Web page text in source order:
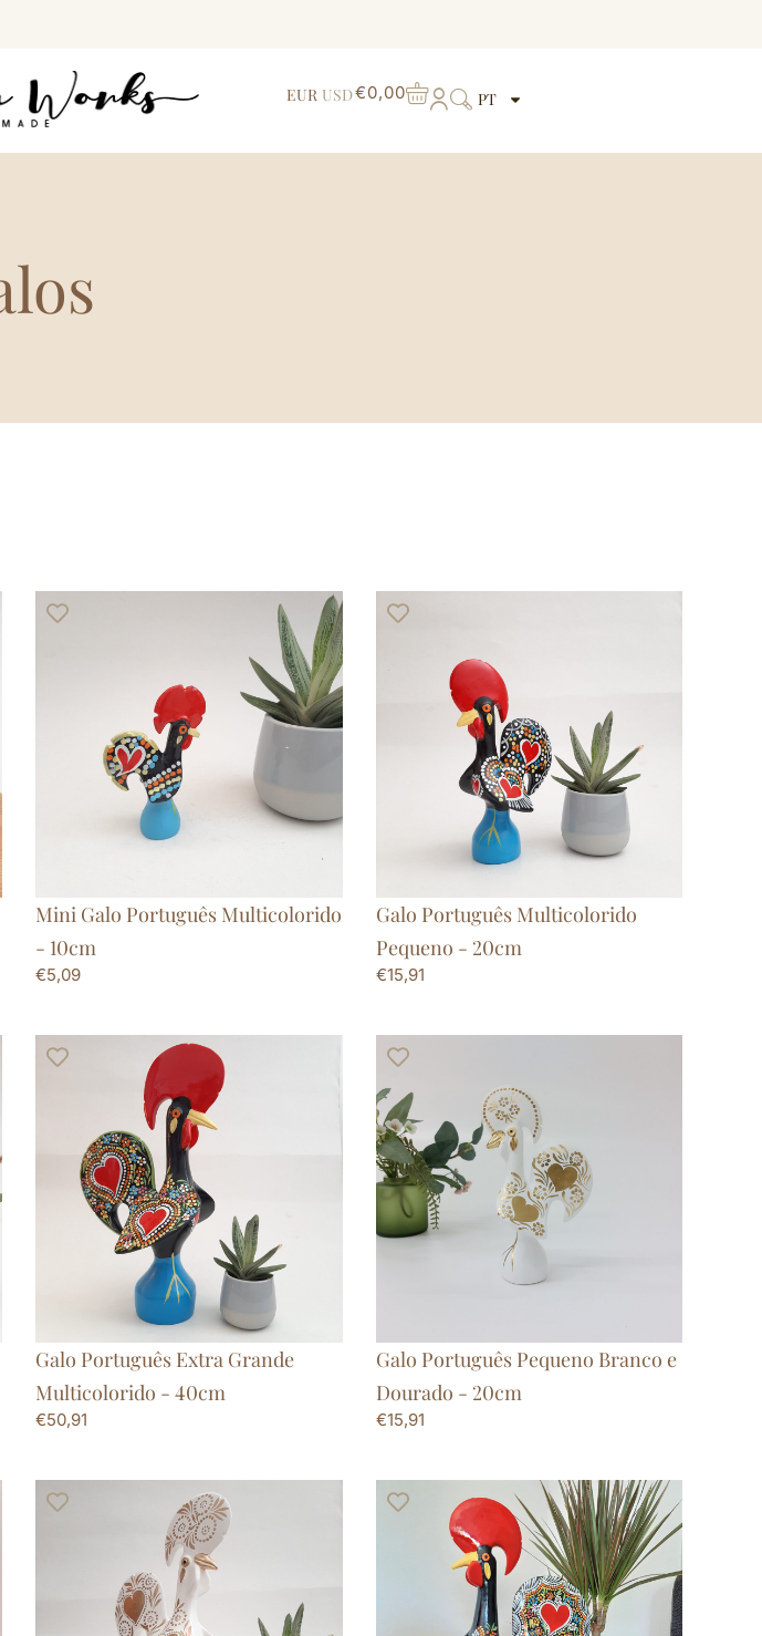
EUR USD€0,00 PT
Mini Galo Português Multicolorido
- 10cm
€5,09
Galo Português Multicolorido
Pequeno - 20cm
€15,91
Galo Português Extra Grande
Multicolorido - 40cm
€50,91
Galo Português Pequeno Branco e
Dourado - 20cm
€15,91